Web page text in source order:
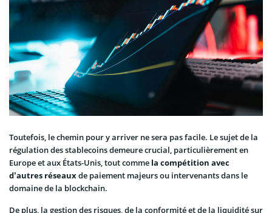
Toutefois, le chemin pour y arriver ne sera pas facile. Le sujet de la
régulation des stablecoins demeure crucial, particulièrement en
Europe et aux États-Unis, tout comme la compétition avec
d’autres réseauxde paiement majeurs ou intervenants dans le
domaine de la blockchain.
De plus, la gestion des risques, de la conformité et de la liquidité sur